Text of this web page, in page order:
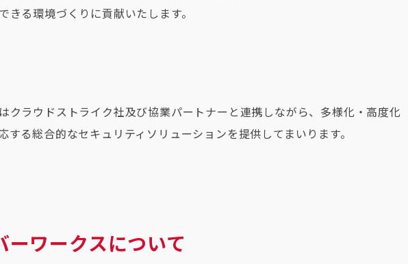
きる環境づくりに貢献いたします。
クラウドストライク社及び協業パートナーと連携しながら、多様化・高度化
する総合的なセキュリティソリューションを提供してまいります。
ーワークスについて